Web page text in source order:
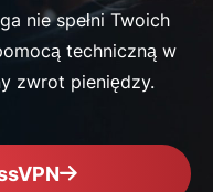
nie spełni Twoich
techniczną w
zwrot pieniędzy.